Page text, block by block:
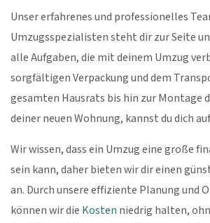
Unser erfahrenes und professionelles
Umzugsspezialisten steht dir zur Seite
alle Aufgaben, die mit deinem Umzug
sorgfältigen Verpackung und dem
gesamten Hausrats bis hin zur Montage
deiner neuen Wohnung, kannst du dich
Wir wissen, dass ein Umzug eine große
sein kann, daher bieten wir dir einen
an. Durch unsere effiziente Planung und
können wir die Kosten niedrig halten,